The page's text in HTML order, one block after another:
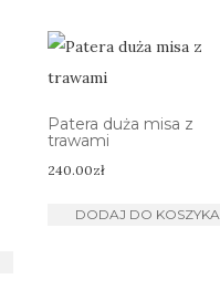
Patera duża misa z
trawami
240.00zł
DODAJ DO KOSZYKA